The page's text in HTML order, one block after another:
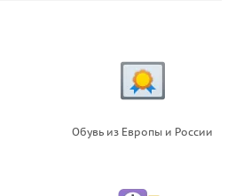
Обувь из Европы и России